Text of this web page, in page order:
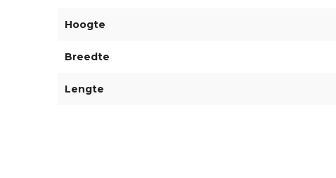
Hoogte
Breedte
Lengte